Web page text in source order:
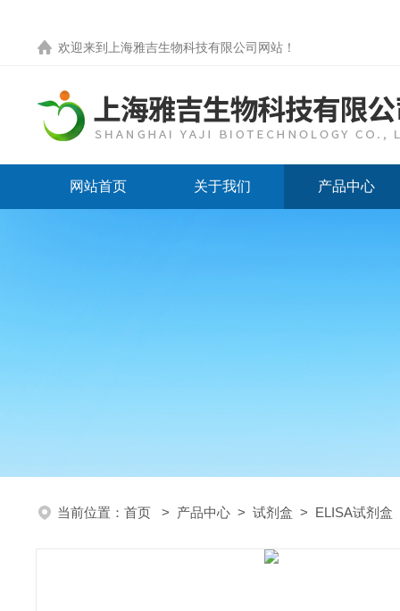
欢迎来到 上海雅吉生物科技有限公司网站 ！
网站首页 关于我们 产品中心
当前位置： 首页 > 产品中心 > 试剂盒 > ELISA试剂盒